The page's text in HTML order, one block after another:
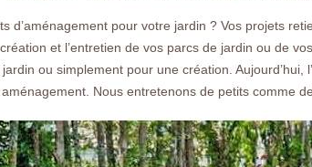
d’aménagement pour votre jardin ? Vos projets
et l’entretien de vos parcs de jardin ou de
ou simplement pour une création.
Nous entretenons de petits comme